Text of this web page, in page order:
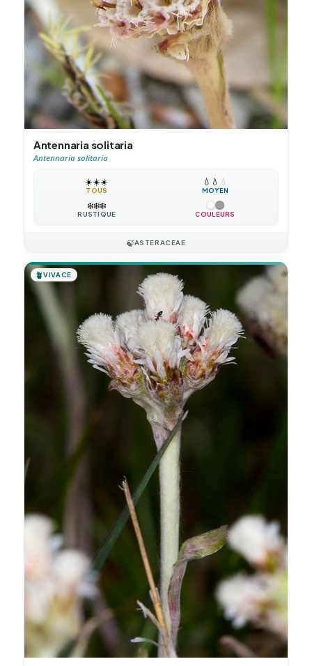
Antennaria solitaria
Antennaria solitaria
☀️☀️☀️
TOUS
💧 💧 💧
MOYEN
❄️❄️❄️
RUSTIQUE COULEURS
🍃ASTERACEAE
🪴VIVACE